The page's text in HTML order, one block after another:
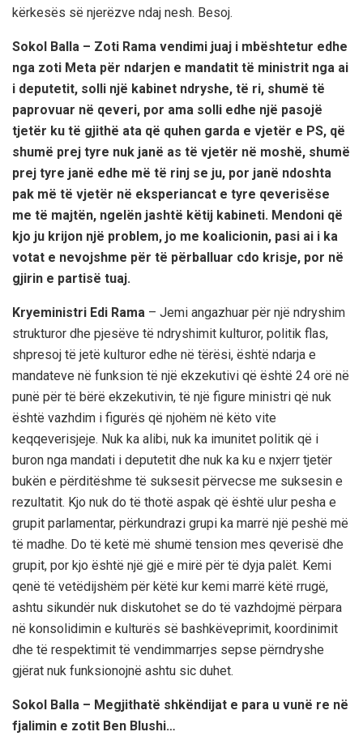
kërkesës së njerëzve ndaj nesh. Besoj.
Sokol Balla – Zoti Rama vendimi juaj i mbështetur edhe
nga zoti Meta për ndarjen e mandatit të ministrit nga ai
i deputetit, solli një kabinet ndryshe, të ri, shumë të
paprovuar në qeveri, por ama solli edhe një pasojë
tjetër ku të gjithë ata që quhen garda e vjetër e PS, që
shumë prej tyre nuk janë as të vjetër në moshë, shumë
prej tyre janë edhe më të rinj se ju, por janë ndoshta
pak më të vjetër në eksperiancat e tyre qeverisëse
me të majtën, ngelën jashtë këtij kabineti. Mendoni që
kjo ju krijon një problem, jo me koalicionin, pasi ai i ka
votat e nevojshme për të përballuar cdo krisje, por në
gjirin e partisë tuaj.
Kryeministri Edi Rama – Jemi angazhuar për një ndryshim
strukturor dhe pjesëve të ndryshimit kulturor, politik flas,
shpresoj të jetë kulturor edhe në tërësi, është ndarja e
mandateve në funksion të një ekzekutivi që është 24 orë në
punë për të bërë ekzekutivin, të një figure ministri që nuk
është vazhdim i figurës që njohëm në këto vite
keqqeverisjeje. Nuk ka alibi, nuk ka imunitet politik që i
buron nga mandati i deputetit dhe nuk ka ku e nxjerr tjetër
bukën e përditëshme të suksesit përvecse me suksesin e
rezultatit. Kjo nuk do të thotë aspak që është ulur pesha e
grupit parlamentar, përkundrazi grupi ka marrë një peshë më
të madhe. Do të ketë më shumë tension mes qeverisë dhe
grupit, por kjo është një gjë e mirë për të dyja palët. Kemi
qenë të vetëdijshëm për këtë kur kemi marrë këtë rrugë,
ashtu sikundër nuk diskutohet se do të vazhdojmë përpara
në konsolidimin e kulturës së bashkëveprimit, koordinimit
dhe të respektimit të vendimmarrjes sepse përndryshe
gjërat nuk funksionojnë ashtu sic duhet.
Sokol Balla – Megjithatë shkëndijat e para u vunë re në
fjalimin e zotit Ben Blushi…